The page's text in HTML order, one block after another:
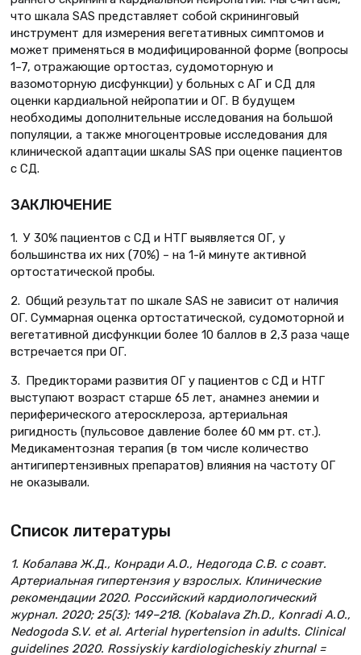
что шкала SAS представляет собой скрининговый
инструмент для измерения вегетативных симптомов и
может применяться в модифицированной форме (вопросы
1–7, отражающие ортостаз, судомоторную и
вазомоторную дисфункции) у больных с АГ и СД для
оценки кардиальной нейропатии и ОГ. В будущем
необходимы дополнительные исследования на большой
популяции, а также многоцентровые исследования для
клинической адаптации шкалы SAS при оценке пациентов
с СД.
ЗАКЛЮЧЕНИЕ
1. У 30% пациентов с СД и НТГ выявляется ОГ, у
большинства их них (70%) – на 1-й минуте активной
ортостатической пробы.
2. Общий результат по шкале SAS не зависит от наличия
ОГ. Суммарная оценка ортостатической, судомоторной и
вегетативной дисфункции более 10 баллов в 2,3 раза чаще
встречается при ОГ.
3. Предикторами развития ОГ у пациентов с СД и НТГ
выступают возраст старше 65 лет, анамнез анемии и
периферического атеросклероза, артериальная
ригидность (пульсовое давление более 60 мм рт. ст.).
Медикаментозная терапия (в том числе количество
антигипертензивных препаратов) влияния на частоту ОГ
не оказывали.
Список литературы
1. Кобалава Ж.Д., Конради А.О., Недогода С.В. с соавт.
Артериальная гипертензия у взрослых. Клинические
рекомендации 2020. Российский кардиологический
журнал. 2020; 25(3): 149–218. (Kobalava Zh.D., Konradi A.O.,
Nedogoda S.V. et al. Arterial hypertension in adults. Clinical
guidelines 2020. Rossiyskiy kardiologicheskiy zhurnal =